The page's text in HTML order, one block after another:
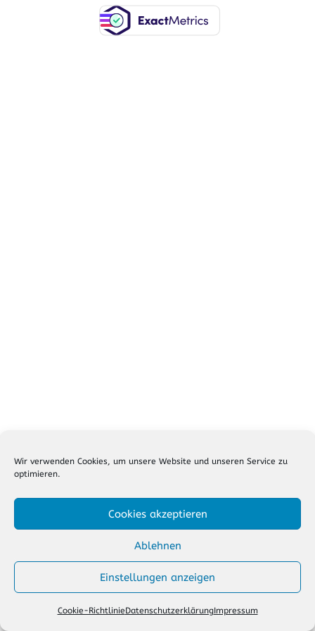
Wir verwenden Cookies, um unsere Website und unseren Service zu
optimieren.
Cookies akzeptieren
Ablehnen
Einstellungen anzeigen
Cookie-RichtlinieDatenschutzerklärungImpressum